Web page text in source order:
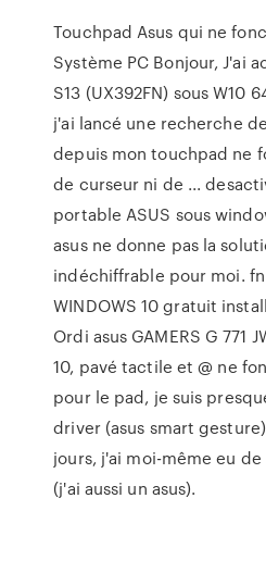
Touchpad Asus qui ne
Système PC Bonjour, J'ai
S13 (UX392FN) sous W10
j'ai lancé une recherche
depuis mon touchpad ne
de curseur ni de ...
portable ASUS sous
asus ne donne pas la
indéchiffrable pour moi. fn
WINDOWS 10 gratuit
Ordi asus GAMERS G 771
10, pavé tactile et @ ne
pour le pad, je suis
driver (asus smart
jours, j'ai moi-même eu
(j'ai aussi un asus).